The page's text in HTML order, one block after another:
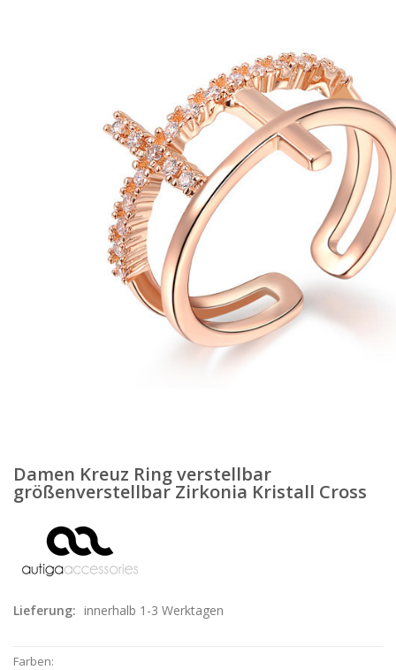
Damen Kreuz Ring verstellbar
größenverstellbar Zirkonia Kristall Cross
Lieferung: innerhalb 1-3 Werktagen
Farben: